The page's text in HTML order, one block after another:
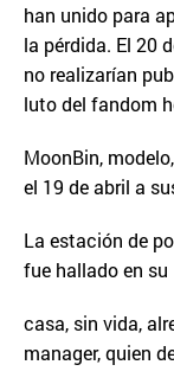
han unido para
la pérdida. El 20
no realizarían
luto del fandom
MoonBin,
el 19 de abril a
La estación de
fue hallado en su
casa, sin vida,
manager, quien